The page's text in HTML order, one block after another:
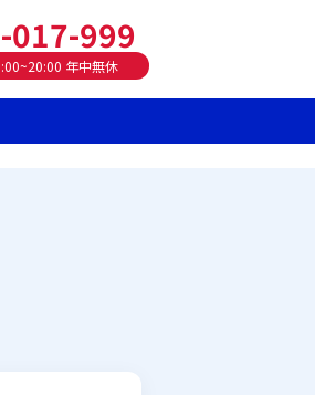
017-999
年中無休